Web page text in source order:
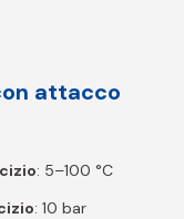
attacco
: 5–100 °C
: 10 bar